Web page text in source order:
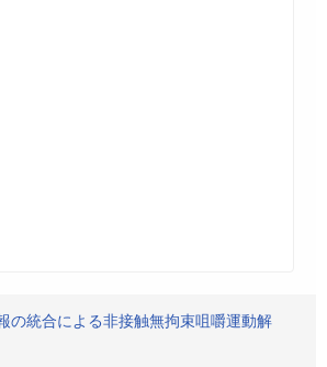
の統合による非接触無拘束咀嚼運動解